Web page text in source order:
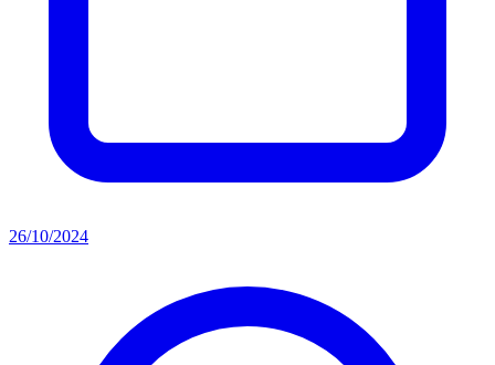
26/10/2024